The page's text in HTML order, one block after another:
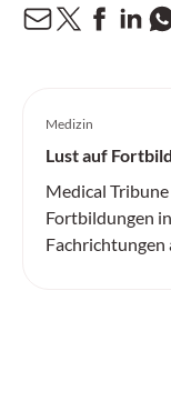
Medizin
Lust auf
Medical
Fortbildungen
Fachrichtungen